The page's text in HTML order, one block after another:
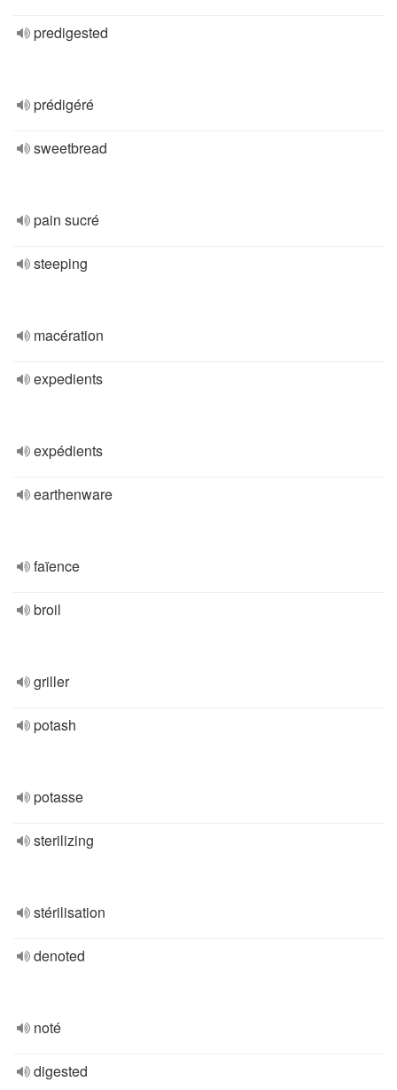
predigested
prédigéré
sweetbread
pain sucré
steeping
macération
expedients
expédients
earthenware
faïence
broil
griller
potash
potasse
sterilizing
stérilisation
denoted
noté
digested